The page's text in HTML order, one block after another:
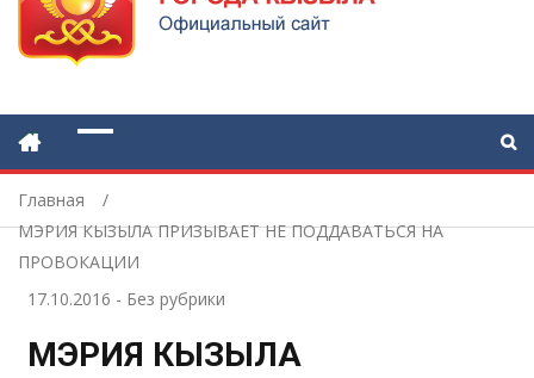
Главная
МЭРИЯ КЫЗЫЛА ПРИЗЫВАЕТ НЕ ПОДДАВАТЬСЯ НА
ПРОВОКАЦИИ
17.10.2016 - Без рубрики
МЭРИЯ КЫЗЫЛА